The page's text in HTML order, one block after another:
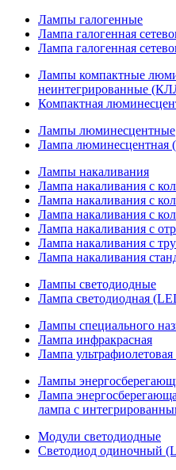
Лампы галогенные
Лампа галогенная
Лампа галогенная
Лампы компактные
неинтегрированные
Компактная
Лампы люминесцентные
Лампа люминесцентная
Лампы накаливания
Лампа накаливания с
Лампа накаливания с
Лампа накаливания с
Лампа накаливания с
Лампа накаливания с
Лампа накаливания
Лампы светодиодные
Лампа светодиодная
Лампы специального
Лампа инфракрасная
Лампа
Лампы
Лампа
лампа с
Модули светодиодные
Светодиод одиночный